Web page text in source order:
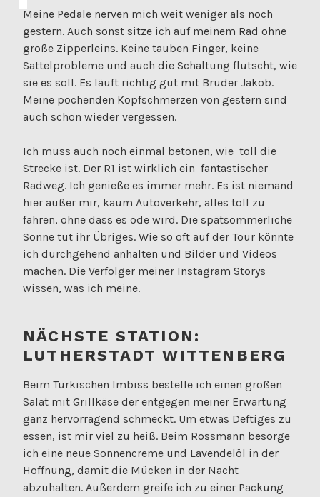
Meine Pedale nerven mich weit weniger als noch
gestern. Auch sonst sitze ich auf meinem Rad ohne
große Zipperleins. Keine tauben Finger, keine
Sattelprobleme und auch die Schaltung flutscht, wie
sie es soll. Es läuft richtig gut mit Bruder Jakob.
Meine pochenden Kopfschmerzen von gestern sind
auch schon wieder vergessen.
Ich muss auch noch einmal betonen, wie toll die
Strecke ist. Der R1 ist wirklich ein fantastischer
Radweg. Ich genieße es immer mehr. Es ist niemand
hier außer mir, kaum Autoverkehr, alles toll zu
fahren, ohne dass es öde wird. Die spätsommerliche
Sonne tut ihr Übriges. Wie so oft auf der Tour könnte
ich durchgehend anhalten und Bilder und Videos
machen. Die Verfolger meiner Instagram Storys
wissen, was ich meine.
NÄCHSTE STATION:
LUTHERSTADT WITTENBERG
Beim Türkischen Imbiss bestelle ich einen großen
Salat mit Grillkäse der entgegen meiner Erwartung
ganz hervorragend schmeckt. Um etwas Deftiges zu
essen, ist mir viel zu heiß. Beim Rossmann besorge
ich eine neue Sonnencreme und Lavendelöl in der
Hoffnung, damit die Mücken in der Nacht
abzuhalten. Außerdem greife ich zu einer Packung